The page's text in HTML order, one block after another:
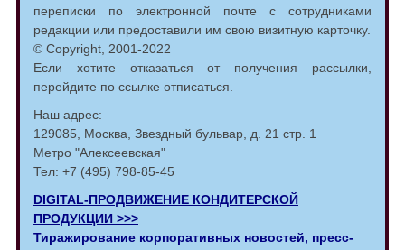
переписки по электронной почте с сотрудниками
редакции или предоставили им свою визитную карточку.
© Copyright, 2001-2022
Если хотите отказаться от получения рассылки,
перейдите по ссылке отписаться.
Наш адрес:
129085, Москва, Звездный бульвар, д. 21 стр. 1
Метро "Алексеевская"
Тел: +7 (495) 798-85-45
DIGITAL-ПРОДВИЖЕНИЕ КОНДИТЕРСКОЙ
ПРОДУКЦИИ >>>
Тиражирование корпоративных новостей, пресс-